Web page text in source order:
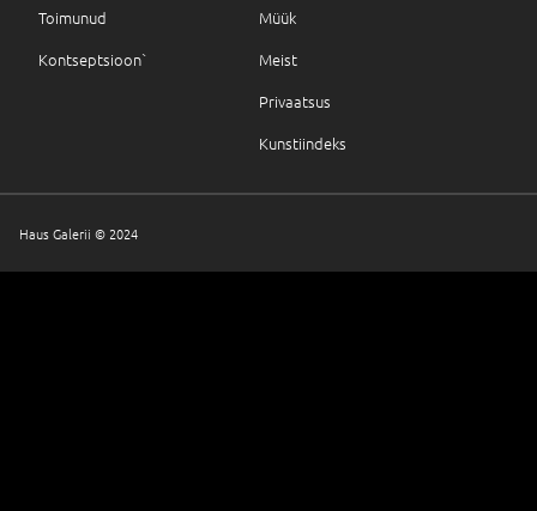
Toimunud
Kontseptsioon`
Müük
Meist
Privaatsus
Kunstiindeks
Haus Galerii © 2024